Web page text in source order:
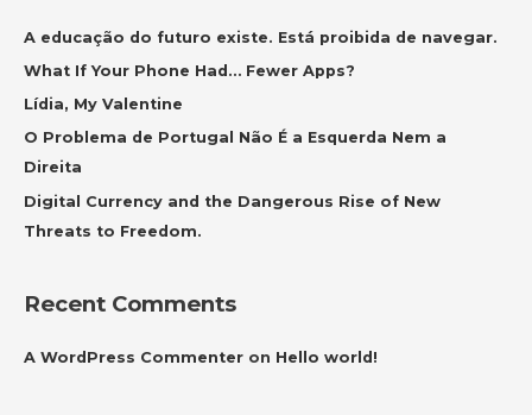
h
A educação do futuro existe. Está proibida de navegar.
What If Your Phone Had… Fewer Apps?
Lídia, My Valentine
O Problema de Portugal Não É a Esquerda Nem a
Direita
Digital Currency and the Dangerous Rise of New
Threats to Freedom.
Recent Comments
A WordPress Commenteron Hello world!